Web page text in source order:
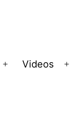
Abrir
Videos